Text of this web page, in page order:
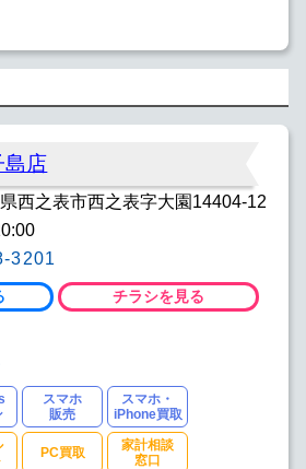
島店
西之表市西之表字大園14404-12
3201
チラシを見る
スマホ
販売
スマホ・
iPhone買取
PC買取
家計相談
窓口